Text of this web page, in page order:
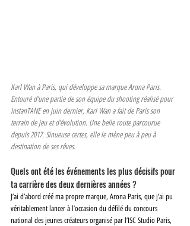
Karl Wan à Paris, qui développe sa marque Arona Paris.
Entouré d’une partie de son équipe du shooting réalisé pour
InstanTANE en juin dernier, Karl Wan a fait de Paris son
terrain de jeu et d’évolution. Une belle route parcourue
depuis 2017. Sinueuse certes, elle le mène peu à peu à
destination de ses rêves.
Quels ont été les événements les plus décisifs pour
ta carrière des deux dernières années ?
J’ai d’abord créé ma propre marque, Arona Paris, que j’ai pu
véritablement lancer à l’occasion du défilé du concours
national des jeunes créateurs organisé par l’ISC Studio Paris,